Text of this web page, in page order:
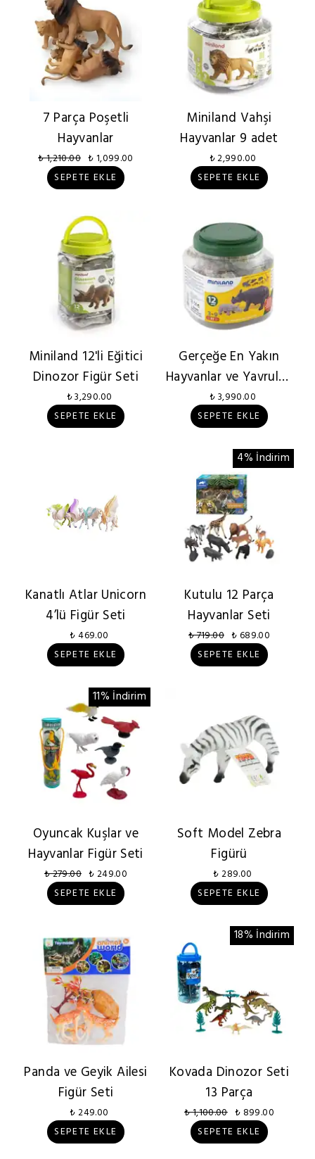
7 Parça Poşetli
Hayvanlar
₺ 1,210.00 ₺ 1,099.00
SEPETE EKLE
Miniland Vahşi
Hayvanlar 9 adet
₺ 2,990.00
SEPETE EKLE
Miniland 12'li Eğitici
Dinozor Figür Seti
₺ 3,290.00
SEPETE EKLE
Gerçeğe En Yakın
Hayvanlar ve Yavruları
Aile Seti
₺ 3,990.00
SEPETE EKLE
Kanatlı Atlar Unicorn
4’lü Figür Seti
₺ 469.00
SEPETE EKLE
4% İndirim
Kutulu 12 Parça
Hayvanlar Seti
₺ 719.00 ₺ 689.00
SEPETE EKLE
11% İndirim
Oyuncak Kuşlar ve
Hayvanlar Figür Seti
₺ 279.00 ₺ 249.00
SEPETE EKLE
Soft Model Zebra
Figürü
₺ 289.00
SEPETE EKLE
Panda ve Geyik Ailesi
Figür Seti
₺ 249.00
SEPETE EKLE
18% İndirim
Kovada Dinozor Seti
13 Parça
₺ 1,100.00 ₺ 899.00
SEPETE EKLE